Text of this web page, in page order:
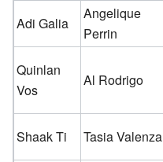
Adi Galia
Angelique
Perrin
Quinlan
Vos
Al Rodrigo
Shaak Ti
Tasia Valenza